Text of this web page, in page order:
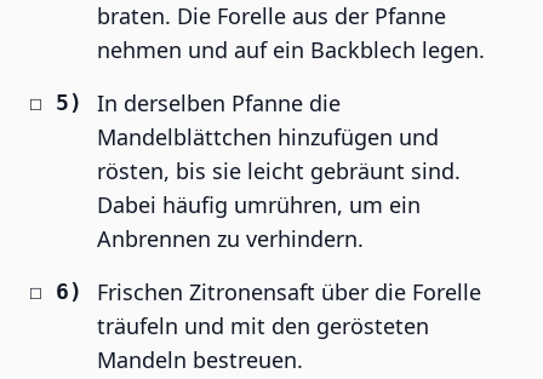
braten. Die Forelle aus der Pfanne
nehmen und auf ein Backblech legen.
In derselben Pfanne die
Mandelblättchen hinzufügen und
rösten, bis sie leicht gebräunt sind.
Dabei häufig umrühren, um ein
Anbrennen zu verhindern.
Frischen Zitronensaft über die Forelle
träufeln und mit den gerösteten
Mandeln bestreuen.